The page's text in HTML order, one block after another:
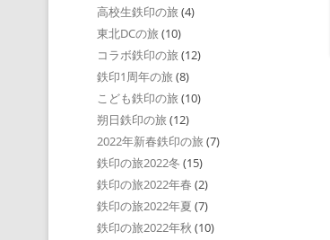
高校生鉄印の旅 (4)
東北DCの旅 (10)
コラボ鉄印の旅 (12)
鉄印1周年の旅 (8)
こども鉄印の旅 (10)
朔日鉄印の旅 (12)
2022年新春鉄印の旅 (7)
鉄印の旅2022冬 (15)
鉄印の旅2022年春 (2)
鉄印の旅2022年夏 (7)
鉄印の旅2022年秋 (10)